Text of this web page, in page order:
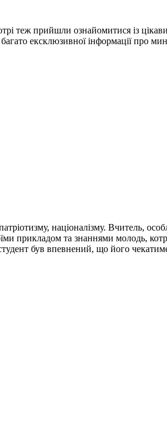
теж прийшли ознайомитися із
ексклюзивної інформації про
націоналізму. Вчитель,
прикладом та знаннями молодь,
був впевнений, що його